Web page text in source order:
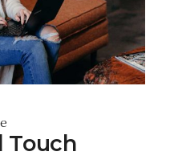
Touch